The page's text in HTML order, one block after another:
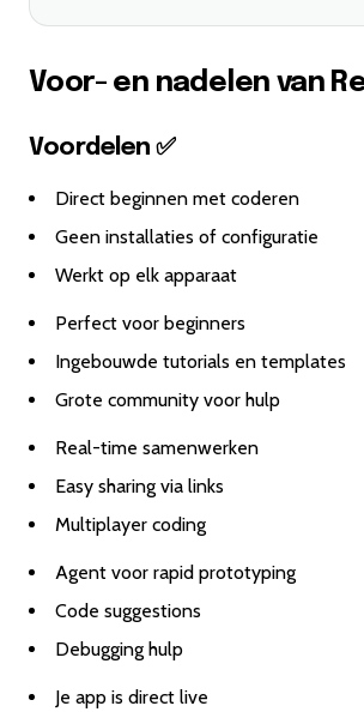
Voor- en nadelen van
Voordelen ✅
Direct beginnen met coderen
Geen installaties of configuratie
Werkt op elk apparaat
Perfect voor beginners
Ingebouwde tutorials en templates
Grote community voor hulp
Real-time samenwerken
Easy sharing via links
Multiplayer coding
Agent voor rapid prototyping
Code suggestions
Debugging hulp
Je app is direct live